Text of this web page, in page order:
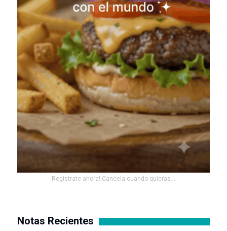
Registrate ahora! Cancela cuando quieras...
Notas Recientes